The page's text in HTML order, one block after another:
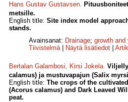
Hans Gustav Gustavsen.
metsille.
English title: Site index model
stands.
Avainsanat: Drainage; growth and
Tiivistelmä| Näytä lisätiedot
Bertalan Galambosi, Kirsi Jokela.
calamus) ja mustuvapajun (Salix
English title: The crops of the
(Acorus calamus) and Dark Leaved
peat.